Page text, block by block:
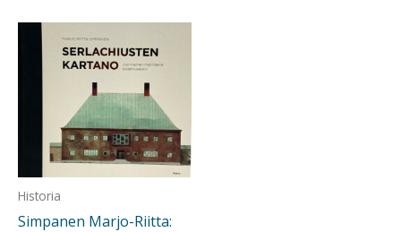
Historia
Simpanen Marjo-Riitta: